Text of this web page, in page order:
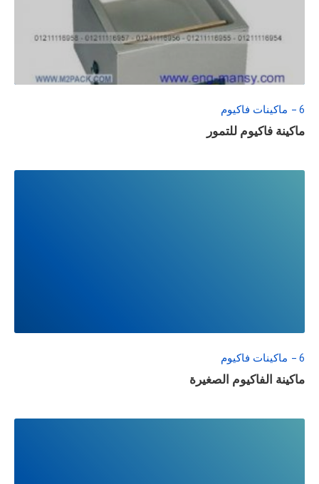
FULL
POST
6 – ماكينات فاكيوم
ماكينة فاكيوم للتمور
6 – ماكينات فاكيوم
ماكينة الفاكيوم الصغيرة